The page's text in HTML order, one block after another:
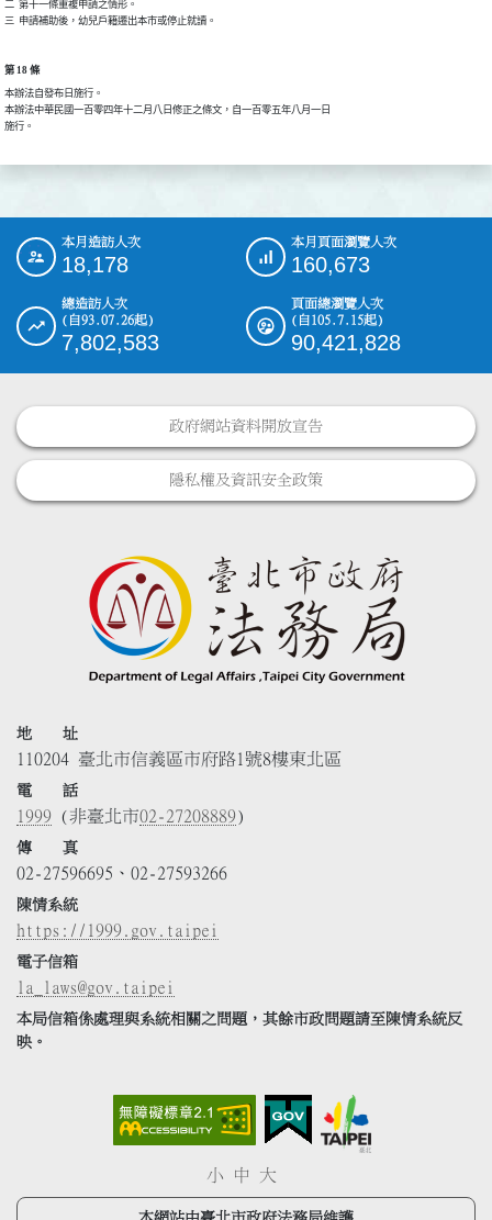
二  第十一條重複申請之情形。
三  申請補助後，幼兒戶籍遷出本市或停止就讀。
第 18 條
本辦法自發布日施行。
本辦法中華民國一百零四年十二月八日修正之條文，自一百零五年八月一日
施行。
::: 本月造訪人次
18,178
本月頁面瀏覽人次
160,673
總造訪人次
(自93.07.26起)
7,802,583
頁面總瀏覽人次
(自105.7.15起)
90,421,828
政府網站資料開放宣告
隱私權及資訊安全政策
地 址
110204 臺北市信義區市府路1號8樓東北區
電 話
1999 (非臺北市02-27208889)
傳 真
02-27596695、02-27593266
陳情系統
https://1999.gov.taipei
電子信箱
la_laws@gov.taipei
本局信箱係處理與系統相關之問題，其餘市政問題請至陳情系統反
映。
小 中 大